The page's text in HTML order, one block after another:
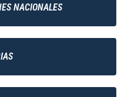
NACIONALES